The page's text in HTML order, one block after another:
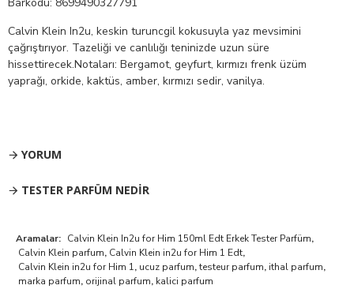
Barkodu: 8699490327791
Calvin Klein In2u, keskin turuncgil kokusuyla yaz mevsimini
çağrıştırıyor. Tazeliği ve canlılığı teninizde uzun süre
hissettirecek.Notaları: Bergamot, geyfurt, kırmızı frenk üzüm
yaprağı, orkide, kaktüs, amber, kırmızı sedir, vanilya.
YORUM
TESTER PARFÜM NEDIR
Aramalar: Calvin Klein In2u for Him 150ml Edt Erkek Tester Parfüm,
Calvin Klein parfum, Calvin Klein in2u for Him 1 Edt,
Calvin Klein in2u for Him 1, ucuz parfum,testeur parfum, ithal parfum,
marka parfum, orijinal parfum, kalici parfum